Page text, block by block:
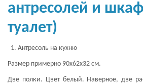
антресолей и
туалет)
Антресоль на кухню
Размер примерно 90х62х32 см.
Две полки. Цвет белый. Наверное, две